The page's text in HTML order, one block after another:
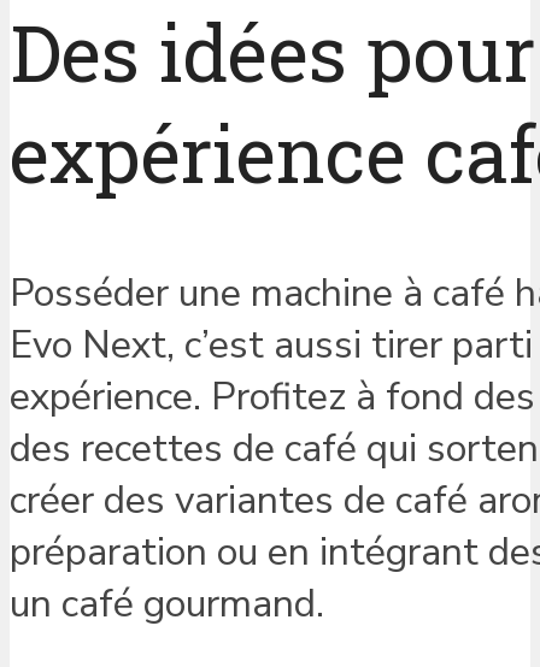
Des idées
expérience
Posséder une machine à café
Evo Next, c’est aussi tirer
expérience. Profitez à fond
des recettes de café qui
créer des variantes de café
préparation ou en intégrant
un café gourmand.